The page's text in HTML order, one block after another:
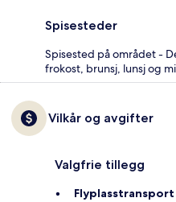
Spisesteder
Spisested på området -
frokost, brunsj, lunsj og
Vilkår og avgifter
Valgfrie tillegg
Flyplasstransport